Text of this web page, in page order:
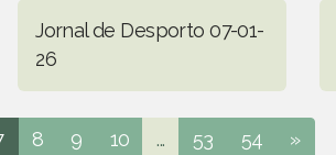
Jornal de Desporto 07-01-
26
8 9 10 ... 53 54 »